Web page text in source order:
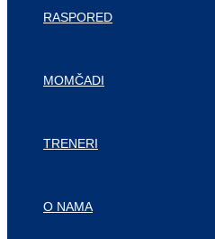
RASPORED
MOMČADI
TRENERI
O NAMA